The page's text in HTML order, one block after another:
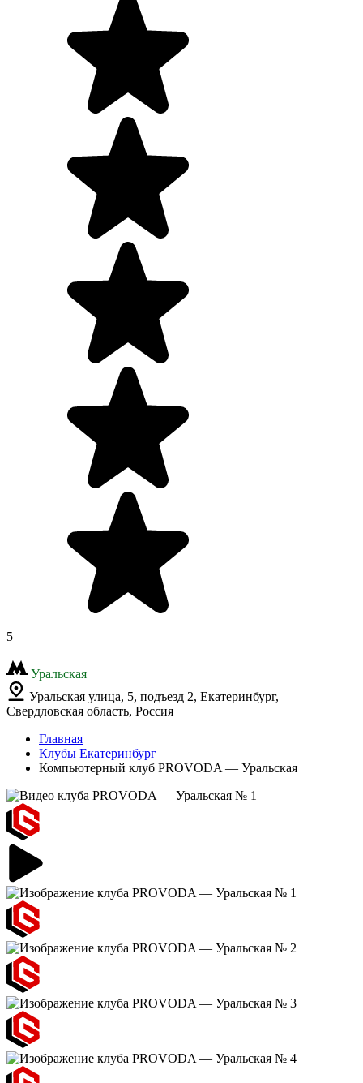
5
Уральская
Уральская улица, 5, подъезд 2, Екатеринбург,
Свердловская область, Россия
Главная
Клубы Екатеринбург
Компьютерный клуб PROVODA — Уральская